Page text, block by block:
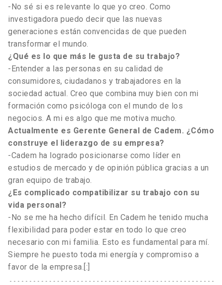
-No sé si es relevante lo que yo creo. Como
investigadora puedo decir que las nuevas
generaciones están convencidas de que pueden
transformar el mundo.
¿Qué es lo que más le gusta de su trabajo?
-Entender a las personas en su calidad de
consumidores, ciudadanos y trabajadores en la
sociedad actual. Creo que combina muy bien con mi
formación como psicóloga con el mundo de los
negocios. A mi es algo que me motiva mucho.
Actualmente es Gerente General de Cadem. ¿Cómo
construye el liderazgo de su empresa?
-Cadem ha logrado posicionarse como líder en
estudios de mercado y de opinión pública gracias a un
gran equipo de trabajo.
¿Es complicado compatibilizar su trabajo con su
vida personal?
-No se me ha hecho difícil. En Cadem he tenido mucha
flexibilidad para poder estar en todo lo que creo
necesario con mi familia. Esto es fundamental para mí.
Siempre he puesto toda mi energía y compromiso a
favor de la empresa.[:]